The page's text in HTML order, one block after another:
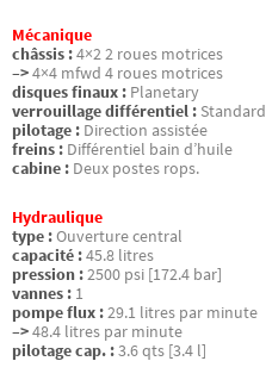
Mécanique
châssis :4×2 2 roues motrices
–>4×4 mfwd 4 roues motrices
disques finaux : Planetary
verrouillage différentiel : Standard
pilotage : Direction assistée
freins : Différentiel bain d’huile
cabine : Deux postes rops.
Hydraulique
type :Ouverture central
capacité :45.8 litres
pression :2500 psi [172.4 bar]
vannes : 1
pompe flux :29.1 litres par minute
–>48.4 litres par minute
pilotage cap. :3.6 qts [3.4 l]